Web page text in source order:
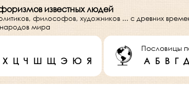
известных людей
философов, художников ... с древних
народов мира
Х Ц Ч Ш Щ Э Ю Я
Пословицы
А Б В Г Д